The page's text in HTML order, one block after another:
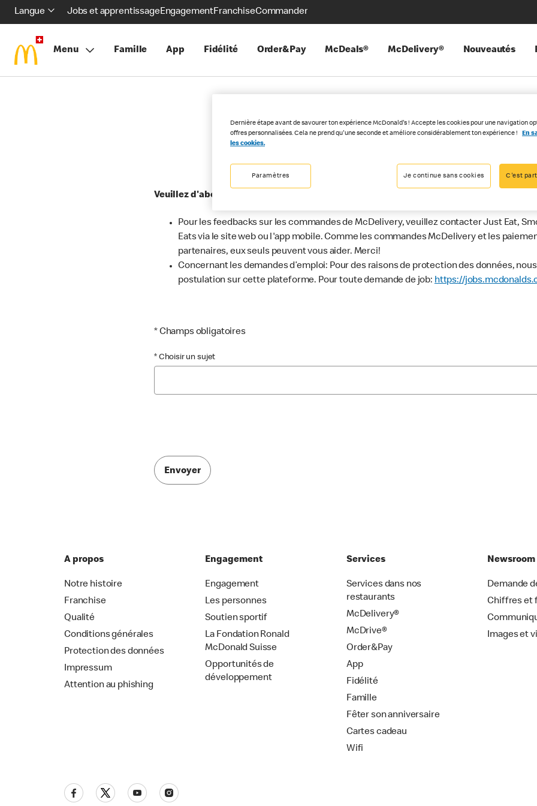
Langue Jobs et apprentissageEngagementFranchiseCommander
Menu Famille App Fidélité Order&Pay McDeals® McDelivery® Nouveautés
Formulaire de
Veuillez d'abord lire la FAQ. Vous pouvez tout y trouver facilement et rapidement.
Pour les feedbacks sur les commandes de McDelivery, veuillez contacter Just Eat,
Eats via le site web ou l'app mobile. Comme les commandes McDelivery et les
partenaires, eux seuls peuvent vous aider. Merci!
Concernant les demandes d’emploi: Pour des raisons de protection des données,
postulation sur cette plateforme. Pour toute demande de job: https://
* Champs obligatoires
* Choisir un sujet
Envoyer
A propos
Notre histoire
Franchise
Qualité
Conditions générales
Protection des données
Impressum
Attention au phishing
Engagement
Engagement
Les personnes
Soutien sportif
La Fondation Ronald
McDonald Suisse
Opportunités de
développement
Services
Services dans nos
restaurants
McDelivery®
McDrive®
Order&Pay
App
Fidélité
Famille
Fêter son anniversaire
Cartes cadeau
Wifi
Newsroom
Demande
Chiffres et
Images et
Dernière étape avant de savourer ton expérience McDonald's ! Accepte les cookies pour une navigation
offres personnalisées. Cela ne prend qu'une seconde et améliore considérablement ton expérience !
En
les cookies.
Paramètres Je continue sans cookies C'est